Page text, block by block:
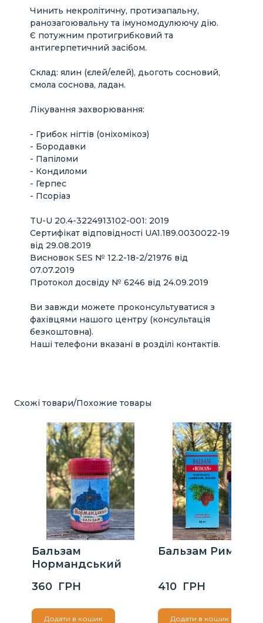
Киргизстан, м. Ош
Рахман
Тел. (WhatsApp, Telegram): +996 558 343 436
________________________
Испания, г. Барселона
Тел. (WhatsApp):+34 627 046 528
США, Калифорния
Марина
Тел. (WhatsApp):
Email:moc.liamg%40888lla4ytinU
Казахстан, г. Астана
Серик Кажикакимович
Viber, WhatsApp:+7 701 516 8700
Telegram:@serikmus
Рахман
Тел. (WhatsApp, Telegram): +996 558 343 436
Получатель платежа: Егорова Екатерина
Владимировна
Номер карты получателя (UAH):
Чинить некролітичну, протизапальну,
ранозагоювальну та імуномодулюючу дію.
Є потужним протигрибковий та
антигерпетичний засібом.
Склад: ялин (єлей/елей), дьоготь сосновий,
смола соснова, ладан.
Лікування захворювання:
- Грибок нігтів (оніхомікоз)
- Бородавки
- Папіломи
- Кондиломи
- Герпес
- Псоріаз
TU-U 20.4-3224913102-001: 2019
Сертифікат відповідності UA1.189.0030022-19
від 29.08.2019
Висновок SES № 12.2-18-2/21976 від
07.07.2019
Протокол досвіду № 6246 від 24.09.2019
Ви завжди можете проконсультуватися з
фахівцями нашого центру (консультація
безкоштовна).
Наші телефони вказані в розділі контактів.
Схожі товари/Похожие товары
Бальзам
Нормандський
360  ГРН
Додати в кошик
Бальзам
410  ГРН
Додати в кошик